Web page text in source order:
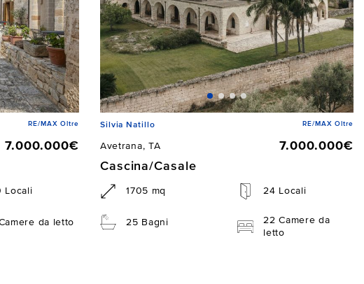
RE/MAX Oltre
7.000.000€
Locali
da letto
Silvia Natillo RE/MAX Oltre
Avetrana, TA
7.000.000€
Cascina/Casale
1705 mq 24 Locali
25 Bagni
22 Camere da
letto